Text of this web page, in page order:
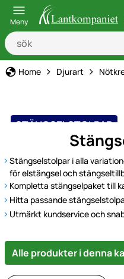
Meny
Home Djurart
STÄNGSELSTOLPAR
Stängselstolpar i alla
för elstängsel och
Kompletta stängselpaket till
Hitta passande
Utmärkt kundservice och
Alle produkter i denna